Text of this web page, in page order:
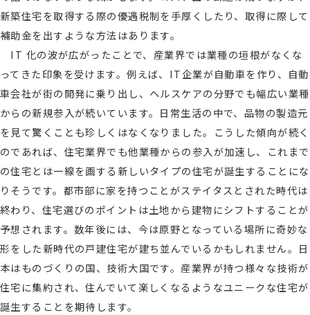
新築住宅を取得する際の優遇税制を手厚くしたり、取得に際して
補助金を出すような方法はあります。
IT 化の波が広がったことで、産業界では業種の垣根がなくな
ってきた印象を受けます。例えば、IT企業が自動車を作り、自動
車会社が街の開発に乗り出し、ヘルスケアの分野でも幅広い業種
からの新規参入が続いています。日常生活の中で、品物の製造元
を見て驚くことも珍しくはなくなりました。こうした傾向が続く
のであれば、住宅業界でも他業種からの参入が加速し、これまで
の住宅とは一線を画する新しいタイプの住宅が誕生することにな
りそうです。都市部に家を持つことがステイタスとされた時代は
終わり、住宅選びのポイントは土地から建物にシフトすることが
予想されます。数年後には、今は原野となっている場所に奇妙な
形をした新時代の戸建住宅が建ち並んでいるかもしれません。日
本はものづくりの国、技術大国です。産業界が持つ様々な技術が
住宅に集約され、住んでいて楽しくなるようなユニークな住宅が
誕生することを期待します。